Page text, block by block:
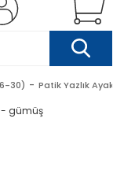
30) Patik Yazlık